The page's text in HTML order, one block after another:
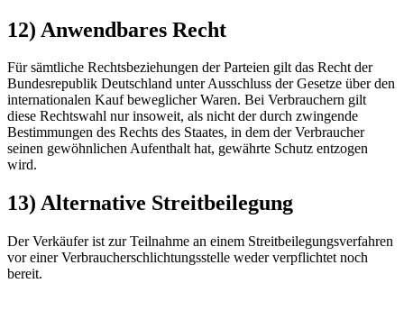
12) Anwendbares Recht
Für sämtliche Rechtsbeziehungen der Parteien gilt das Recht der
Bundesrepublik Deutschland unter Ausschluss der Gesetze über den
internationalen Kauf beweglicher Waren. Bei Verbrauchern gilt
diese Rechtswahl nur insoweit, als nicht der durch zwingende
Bestimmungen des Rechts des Staates, in dem der Verbraucher
seinen gewöhnlichen Aufenthalt hat, gewährte Schutz entzogen
wird.
13) Alternative Streitbeilegung
Der Verkäufer ist zur Teilnahme an einem Streitbeilegungsverfahren
vor einer Verbraucherschlichtungsstelle weder verpflichtet noch
bereit.